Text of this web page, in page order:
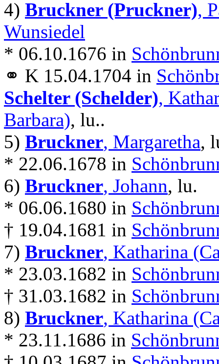
4) Bruckner (Pruckner),
Wunsiedel
* 06.10.1676 in
⚭ K 15.04.1704 in
Schelter (Schelder),
Barbara), lu..
5) Bruckner, Margaretha,
* 22.06.1678 in
6) Bruckner, Johann, lu.
* 06.06.1680 in
† 19.04.1681 in
7) Bruckner, Katharina
* 23.03.1682 in
† 31.03.1682 in
8) Bruckner, Katharina
* 23.11.1686 in